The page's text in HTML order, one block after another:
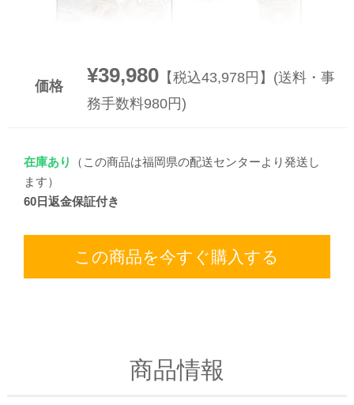
価格 ¥39,980【税込43,978円】(送料・事
務手数料980円)
在庫あり
（この商品は福岡県の配送センターより発送し
ます）
60日返金保証付き
この商品を今すぐ購入する
商品情報